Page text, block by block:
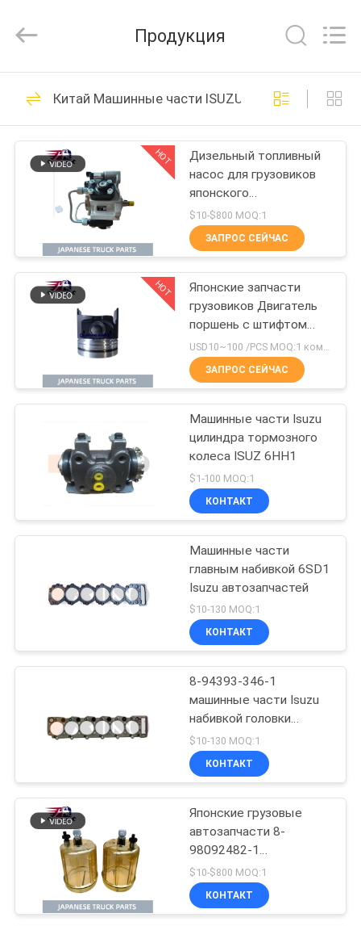
ДОМ
ПРОДУКТЫ
ПУТЕШЕСТВИЕ
ФАБРИКИ
ПРОВЕРКА
КАЧЕСТВА
СВЯЖИТЕСЬ
ЦИТАТУ
САЙТА
PRIVACY
POLICY
Reserved.
Японские части
тележки
172
Части тележки
вторичного рынка
51
Части тележки
запасные
32
Hino 700 частей
Hino 500 частей
185
Продукция
Китай Машинные части ISUZU
HOT
Дизельный топливный
насос для грузовиков
японского
производства 8-
98239521-2 9729405-
064 294050-0640 для
HITACHI 6HK1
$10-$800 MOQ:1
ЗАПРОС СЕЙЧАС
HOT
Японские запчасти
грузовиков Двигатель
поршень с штифтом
Для ISUZU NPR 4HG1T
Новая модель 8-
98209745-0
ЗАПРОС СЕЙЧАС
Машинные части Isuzu
цилиндра тормозного
колеса ISUZ 6HH1
$1-100 MOQ:1
КОНТАКТ
Машинные части
главным набивкой 6SD1
Isuzu автозапчастей
$10-130 MOQ:1
КОНТАКТ
8-94393-346-1
машинные части Isuzu
набивкой головки
цилиндра
$10-130 MOQ:1
КОНТАКТ
Японские грузовые
автозапчасти 8-
98092482-1
8980924821 Запас для
осадков топлива для
ISUZU FVR FVZ FSR
$10-$800 MOQ:1
КОНТАКТ